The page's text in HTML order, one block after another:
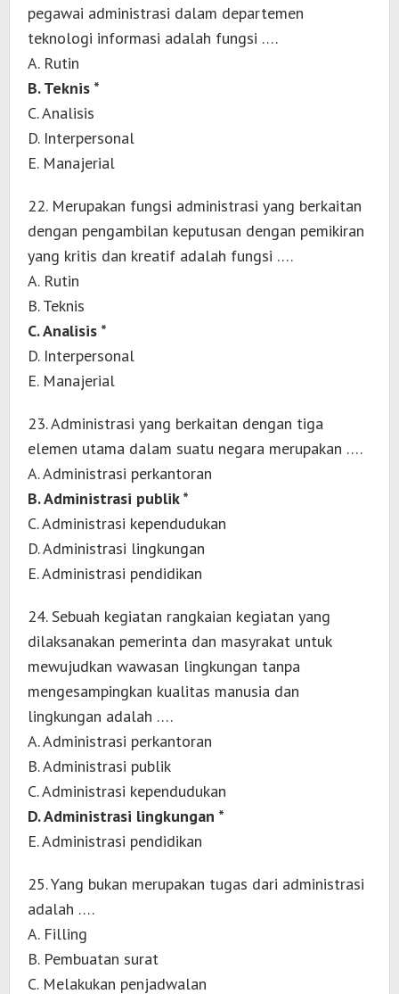
pegawai administrasi dalam departemen
teknologi informasi adalah fungsi ….
A. Rutin
B. Teknis *
C. Analisis
D. Interpersonal
E. Manajerial
22. Merupakan fungsi administrasi yang berkaitan
dengan pengambilan keputusan dengan pemikiran
yang kritis dan kreatif adalah fungsi ….
A. Rutin
B. Teknis
C. Analisis *
D. Interpersonal
E. Manajerial
23. Administrasi yang berkaitan dengan tiga
elemen utama dalam suatu negara merupakan ….
A. Administrasi perkantoran
B. Administrasi publik *
C. Administrasi kependudukan
D. Administrasi lingkungan
E. Administrasi pendidikan
24. Sebuah kegiatan rangkaian kegiatan yang
dilaksanakan pemerinta dan masyrakat untuk
mewujudkan wawasan lingkungan tanpa
mengesampingkan kualitas manusia dan
lingkungan adalah ….
A. Administrasi perkantoran
B. Administrasi publik
C. Administrasi kependudukan
D. Administrasi lingkungan *
E. Administrasi pendidikan
25. Yang bukan merupakan tugas dari administrasi
adalah ….
A. Filling
B. Pembuatan surat
C. Melakukan penjadwalan